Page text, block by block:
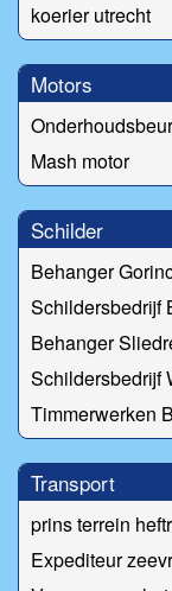
koerier utrecht
Motors
Mash motor
Schilder
Behanger
Schildersbedrijf
Behanger
Schildersbedrijf
Timmerwerken
Transport
prins terrein
Expediteur